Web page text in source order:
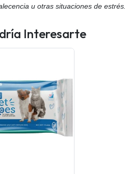
u otras situaciones de estrés.
Interesarte